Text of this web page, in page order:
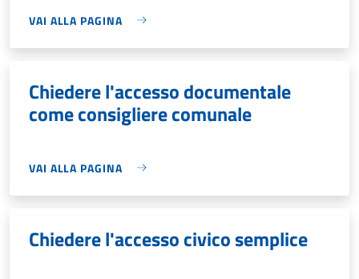
VAI ALLA PAGINA
Chiedere l'accesso documentale
come consigliere comunale
VAI ALLA PAGINA
Chiedere l'accesso civico semplice